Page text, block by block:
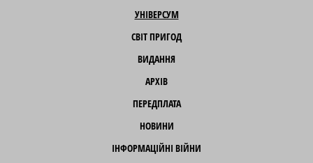
УНІВЕРСУМ
СВІТ ПРИГОД
ВИДАННЯ
АРХІВ
ПЕРЕДПЛАТА
НОВИНИ
ІНФОРМАЦІЙНІ ВІЙНИ